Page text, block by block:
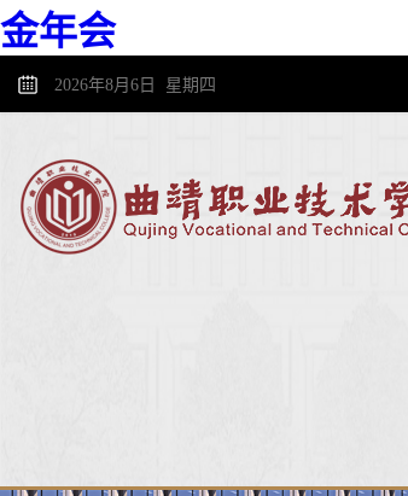
金年会
2026年8月6日 星期四